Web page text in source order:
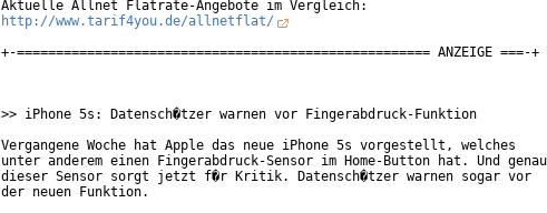
http://www.tarif4you.de/allnetflat/
+-===================================================== ANZEIGE ===-+
>> iPhone 5s: Datensch�tzer warnen vor Fingerabdruck-Funktion
Vergangene Woche hat Apple das neue iPhone 5s vorgestellt, welches
unter anderem einen Fingerabdruck-Sensor im Home-Button hat. Und genau
dieser Sensor sorgt jetzt f�r Kritik. Datensch�tzer warnen sogar vor
der neuen Funktion.